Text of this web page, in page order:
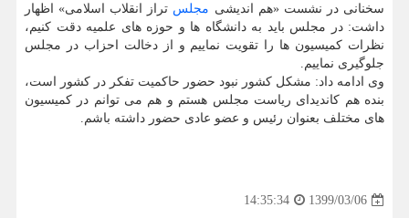
سخنانی در نشست «هم اندیشی مجلس تراز انقلاب اسلامی» اظهار
داشت: در مجلس باید به دانشگاه ها و حوزه های علمیه دقت کنیم،
نظرات کمیسیون ها را تقویت نماییم و از دخالت احزاب در مجلس
جلوگیری نماییم.
وی ادامه داد: مشکل کشور نبود حضور حاکمیت تفکر در کشور است،
بنده هم کاندیدای ریاست مجلس هستم و هم می توانم در کمیسیون
های مختلف بعنوان رئیس و عضو عادی حضور داشته باشم.
1399/03/06
14:35:34